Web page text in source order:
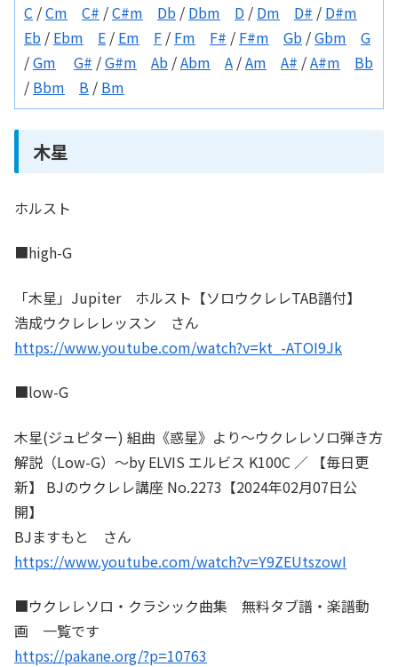
C /Cm C# /C#m Db / Dbm D / Dm D# / D#m
Eb / Ebm E / Em F / Fm F# / F#m Gb /Gbm
G
/Gm G# /G#m Ab /Abm A /Am A# /A#m
Bb
/ Bbm B / Bm
木星
ホルスト
■high-G
「木星」Jupiter ホルスト【ソロウクレレTAB譜付】
浩成ウクレレレッスン さん
https://www.youtube.com/watch?v=kt_-ATOI9Jk
■low-G
木星(ジュピター) 組曲《惑星》より～ウクレレソロ弾き方
解説（Low-G）～by ELVIS エルビス K100C ／ 【毎日更
新】 BJのウクレレ講座 No.2273【2024年02月07日公
開】
BJますもと さん
https://www.youtube.com/watch?v=Y9ZEUtszowI
■ウクレレソロ・クラシック曲集 無料タブ譜・楽譜動
画 一覧です
https://pakane.org/?p=10763